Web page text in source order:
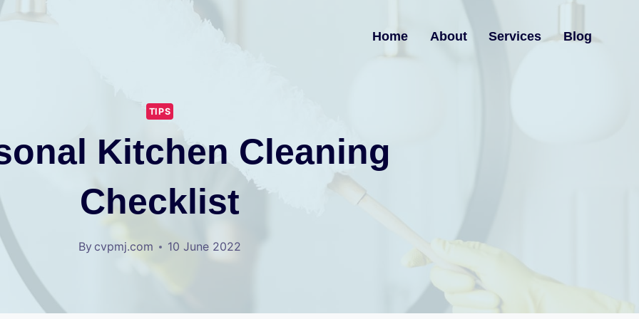
Home About Services Blog
TIPS
Kitchen Cleaning
Checklist
Bycvpmj.com 10 June 2022